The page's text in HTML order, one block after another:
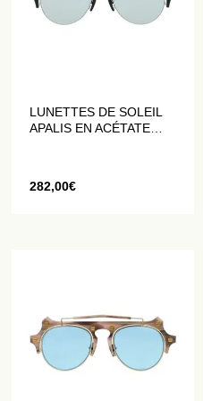
LUNETTES DE SOLEIL
APALIS EN ACÉTATE
282,00€